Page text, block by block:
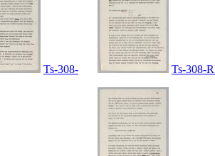
Ts-308-
Ts-308-